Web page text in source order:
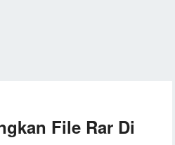
File Rar Di